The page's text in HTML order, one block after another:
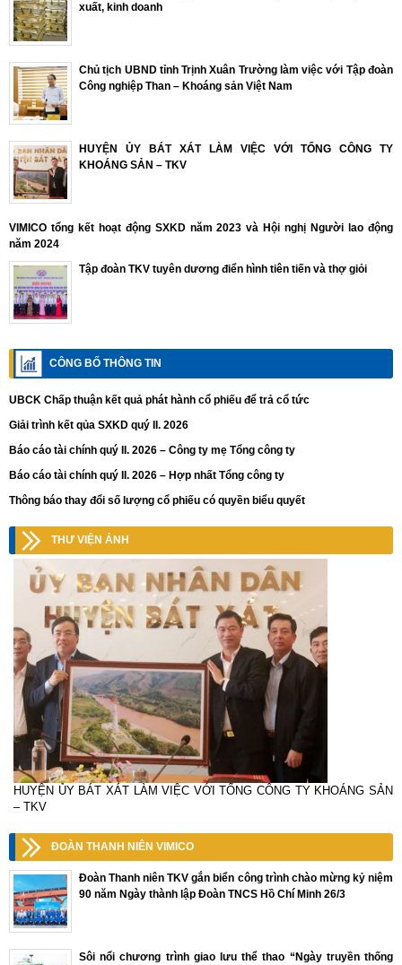
xuất, kinh doanh
Chủ tịch UBND tỉnh Trịnh Xuân Trường làm việc với Tập đoàn
Công nghiệp Than – Khoáng sản Việt Nam
HUYỆN ỦY BÁT XÁT LÀM VIỆC VỚI TỔNG CÔNG TY
KHOÁNG SẢN – TKV
VIMICO tổng kết hoạt động SXKD năm 2023 và Hội nghị Người lao động
năm 2024
Tập đoàn TKV tuyên dương điển hình tiên tiến và thợ giỏi
CÔNG BỐ THÔNG TIN
UBCK Chấp thuận kết quả phát hành cổ phiếu để trả cổ tức
Giải trình kết qủa SXKD quý II. 2026
Báo cáo tài chính quý II. 2026 – Công ty mẹ Tổng công ty
Báo cáo tài chính quý II. 2026 – Hợp nhất Tổng công ty
Thông báo thay đổi số lượng cổ phiếu có quyền biểu quyết
THƯ VIỆN ẢNH
HUYỆN ỦY BÁT XÁT LÀM VIỆC VỚI TỔNG CÔNG TY KHOÁNG SẢN
– TKV
ĐOÀN THANH NIÊN VIMICO
Đoàn Thanh niên TKV gắn biển công trình chào mừng kỷ niệm
90 năm Ngày thành lập Đoàn TNCS Hồ Chí Minh 26/3
Sôi nổi chương trình giao lưu thể thao “Ngày truyền thống